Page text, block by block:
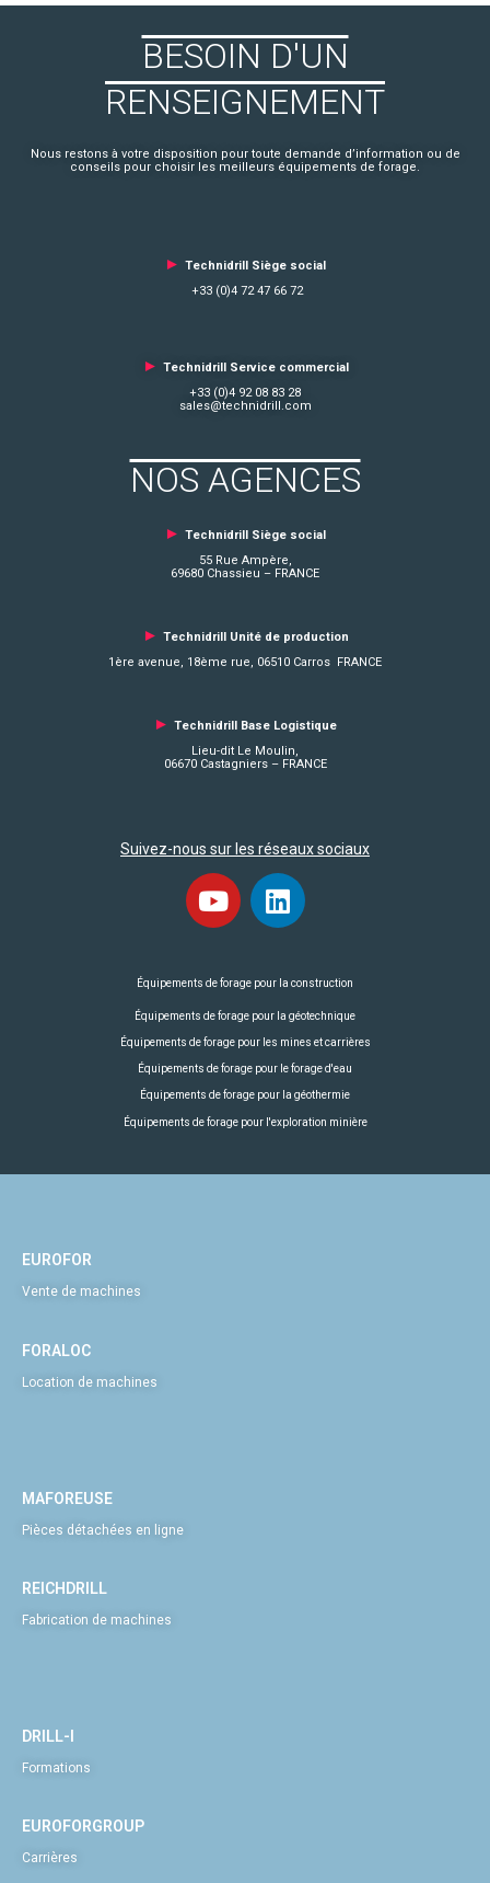
BESOIN D'UN
RENSEIGNEMENT
Nous restons à votre disposition pour toute demande d’information ou de
conseils pour choisir les meilleurs équipements de forage.
► Technidrill Siège social
+33 (0)4 72 47 66 72
► Technidrill Service commercial
+33 (0)4 92 08 83 28
sales@technidrill.com
NOS AGENCES
► Technidrill Siège social
55 Rue Ampère,
69680 Chassieu – FRANCE
► Technidrill Unité de production
1ère avenue, 18ème rue, 06510 Carros FRANCE
► Technidrill Base Logistique
Lieu-dit Le Moulin,
06670 Castagniers – FRANCE
Suivez-nous sur les réseaux sociaux
Équipements de forage pour la construction
Équipements de forage pour la géotechnique
Équipements de forage pour les mines et carrières
Équipements de forage pour le forage d'eau
Équipements de forage pour la géothermie
Équipements de forage pour l'exploration minière
EUROFOR
Vente de machines
FORALOC
Location de machines
MAFOREUSE
Pièces détachées en ligne
REICHDRILL
Fabrication de machines
DRILL-I
Formations
EUROFORGROUP
Carrières